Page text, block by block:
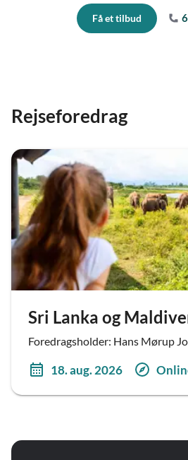
Få et tilbud
Rejseforedrag
Sri Lanka og
Foredragsholder: Hans Mørup
18. aug. 2026